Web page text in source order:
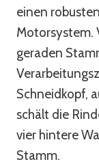
einen
Motorsystem.
geraden
Schneidkopf,
schält die
vier hintere
Stamm.